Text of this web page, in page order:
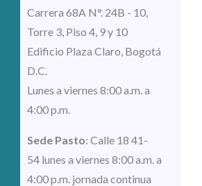
Carrera 68A N°. 24B - 10,
Torre 3, Piso 4, 9 y 10
Edificio Plaza Claro, Bogotá
D.C.
Lunes a viernes 8:00 a.m. a
4:00 p.m.
Sede Pasto: Calle 18 41-
54 lunes a viernes 8:00 a.m. a
4:00 p.m. jornada continua